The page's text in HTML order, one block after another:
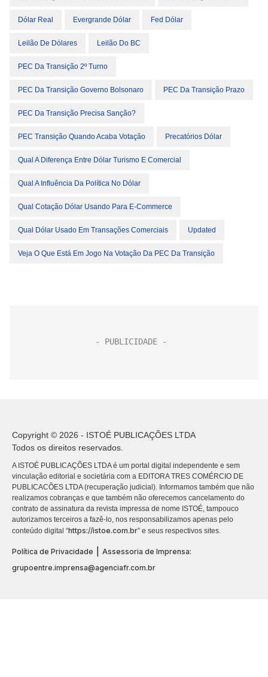
Dólar Real Evergrande Dólar Fed Dólar
Leilão De Dólares Leilão Do BC
PEC Da Transição 2º Turno
PEC Da Transição Governo Bolsonaro PEC Da Transição Prazo
PEC Da Transição Precisa Sanção?
PEC Transição Quando Acaba Votação Precatórios Dólar
Qual A Diferença Entre Dólar Turismo E Comercial
Qual A Influência Da Política No Dólar
Qual Cotação Dólar Usando Para E-Commerce
Qual Dólar Usado Em Transações Comerciais Updated
Veja O Que Está Em Jogo Na Votação Da PEC Da Transição
Copyright © 2026 - ISTOÉ PUBLICAÇÕES LTDA
Todos os direitos reservados.
A ISTOÉ PUBLICAÇÕES LTDA é um portal digital independente e sem
vinculação editorial e societária com a EDITORA TRES COMÉRCIO DE
PUBLICACÕES LTDA (recuperação judicial). Informamos também que não
realizamos cobranças e que também não oferecemos cancelamento do
contrato de assinatura da revista impressa de nome ISTOÉ, tampouco
autorizamos terceiros a fazê-lo, nos responsabilizamos apenas pelo
conteúdo digital “https://istoe.com.br” e seus respectivos sites.
Política de Privacidade
Assessoria de Imprensa:
grupoentre.imprensa@agenciafr.com.br